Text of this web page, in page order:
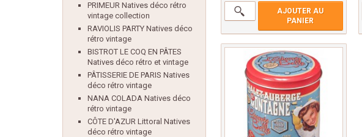
PRIMEUR Natives déco rétro
vintage collection
RAVIOLIS PARTY Natives déco
rétro vintage
BISTROT LE COQ EN PÂTES
Natives déco rétro et vintage
PÂTISSERIE DE PARIS Natives
déco rétro vintage
NANA COLADA Natives déco
rétro vintage
CÔTE D'AZUR Littoral Natives
déco rétro vintage
AJOUTER AU
PANIER